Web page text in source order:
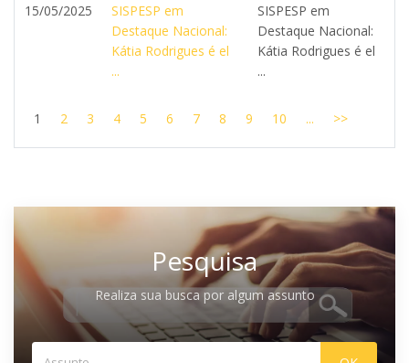
15/05/2025
SISPESP em
Destaque Nacional:
Kátia Rodrigues é el
...
SISPESP em
Destaque Nacional:
Kátia Rodrigues é el
...
1 2 3 4 5 6 7 8 9 10 ... >>
Pesquisa
Realiza sua busca por algum assunto